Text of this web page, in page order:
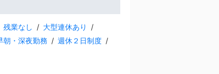
残業なし
大型連休あり
朝・深夜勤務
週休２日制度